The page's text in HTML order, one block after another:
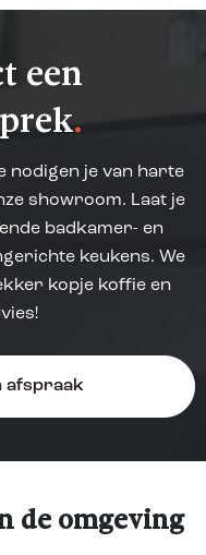
een
.
nodigen je van harte
showroom. Laat je
badkamer- en
keukens. We
kopje koffie en
afspraak
de omgeving